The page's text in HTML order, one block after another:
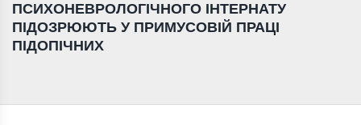
ПСИХОНЕВРОЛОГІЧНОГО ІНТЕРНАТУ
ПІДОЗРЮЮТЬ У ПРИМУСОВІЙ ПРАЦІ
ПІДОПІЧНИХ